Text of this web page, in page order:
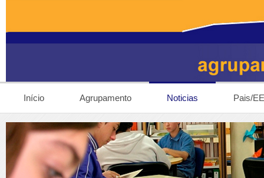
Início Agrupamento Noticias Pais/EE